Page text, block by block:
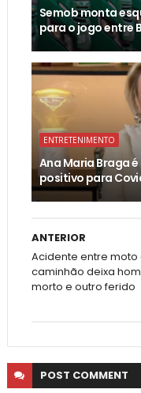
Semob monta
para o jogo entre
ENTRETENIMENTO
Ana Maria Braga
positivo para
ANTERIOR
Acidente entre moto
caminhão deixa
morto e outro ferido
POST COMMENT